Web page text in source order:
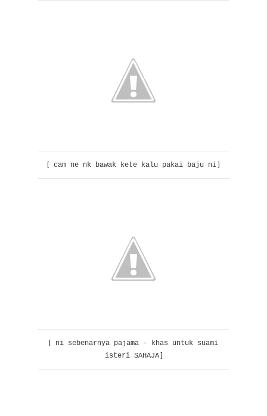
[ cam ne nk bawak kete kalu pakai baju ni]
[ ni sebenarnya pajama - khas untuk suami
isteri SAHAJA]